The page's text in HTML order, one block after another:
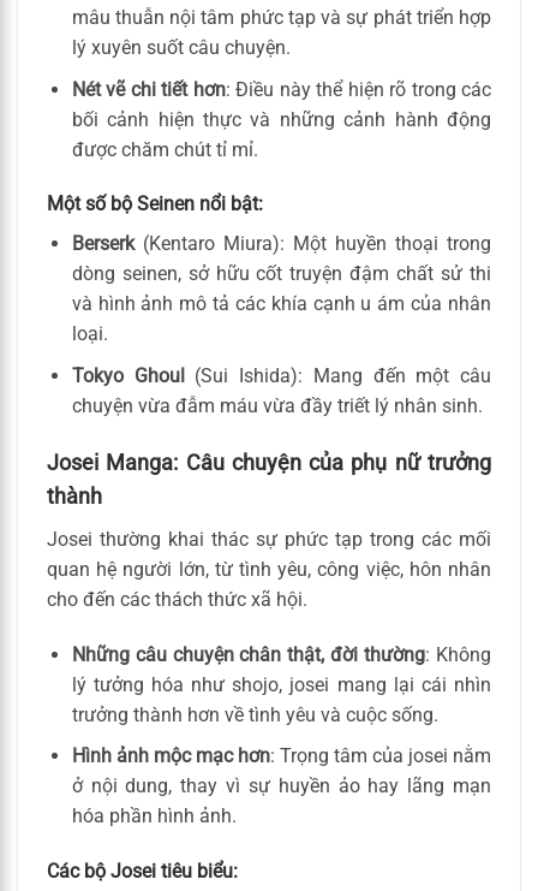
mâu thuẫn nội tâm phức tạp và sự phát triển hợp
lý xuyên suốt câu chuyện.
Nét vẽ chi tiết hơn: Điều này thể hiện rõ trong các
bối cảnh hiện thực và những cảnh hành động
được chăm chút tỉ mỉ.
Một số bộ Seinen nổi bật:
Berserk(Kentaro Miura): Một huyền thoại trong
dòng seinen, sở hữu cốt truyện đậm chất sử thi
và hình ảnh mô tả các khía cạnh u ám của nhân
loại.
Tokyo Ghoul (Sui Ishida): Mang đến một câu
chuyện vừa đẫm máu vừa đầy triết lý nhân sinh.
Josei Manga: Câu chuyện của phụ nữ trưởng
thành
Josei thường khai thác sự phức tạp trong các mối
quan hệ người lớn, từ tình yêu, công việc, hôn nhân
cho đến các thách thức xã hội.
Những câu chuyện chân thật, đời thường: Không
lý tưởng hóa như shojo, josei mang lại cái nhìn
trưởng thành hơn về tình yêu và cuộc sống.
Hình ảnh mộc mạc hơn: Trọng tâm của josei nằm
ở nội dung, thay vì sự huyền ảo hay lãng mạn
hóa phần hình ảnh.
Các bộ Josei tiêu biểu: